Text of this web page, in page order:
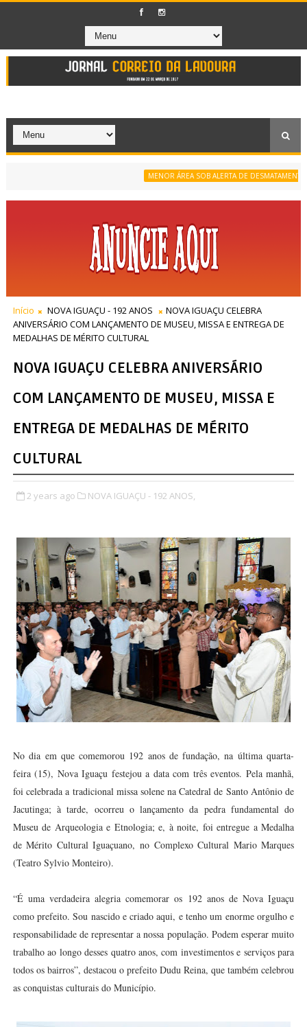
MENOR ÁREA SOB ALERTA DE DESMATAMENTO DA
Início NOVA IGUAÇU - 192 ANOS
NOVA IGUAÇU CELEBRA
ANIVERSÁRIO COM LANÇAMENTO DE MUSEU, MISSA E ENTREGA DE
MEDALHAS DE MÉRITO CULTURAL
NOVA IGUAÇU CELEBRA ANIVERSÁRIO
COM LANÇAMENTO DE MUSEU, MISSA E
ENTREGA DE MEDALHAS DE MÉRITO
CULTURAL
2 years ago NOVA IGUAÇU - 192 ANOS,
No dia em que comemorou 192 anos de fundação, na última quarta-
feira (15), Nova Iguaçu festejou a data com três eventos. Pela manhã,
foi celebrada a tradicional missa solene na Catedral de Santo Antônio de
Jacutinga; à tarde, ocorreu o lançamento da pedra fundamental do
Museu de Arqueologia e Etnologia; e, à noite, foi entregue a Medalha
de Mérito Cultural Iguaçuano, no Complexo Cultural Mario Marques
(Teatro Sylvio Monteiro).
“É uma verdadeira alegria comemorar os 192 anos de Nova Iguaçu
como prefeito. Sou nascido e criado aqui, e tenho um enorme orgulho e
responsabilidade de representar a nossa população. Podem esperar muito
trabalho ao longo desses quatro anos, com investimentos e serviços para
todos os bairros”, destacou o prefeito Dudu Reina, que também celebrou
as conquistas culturais do Município.